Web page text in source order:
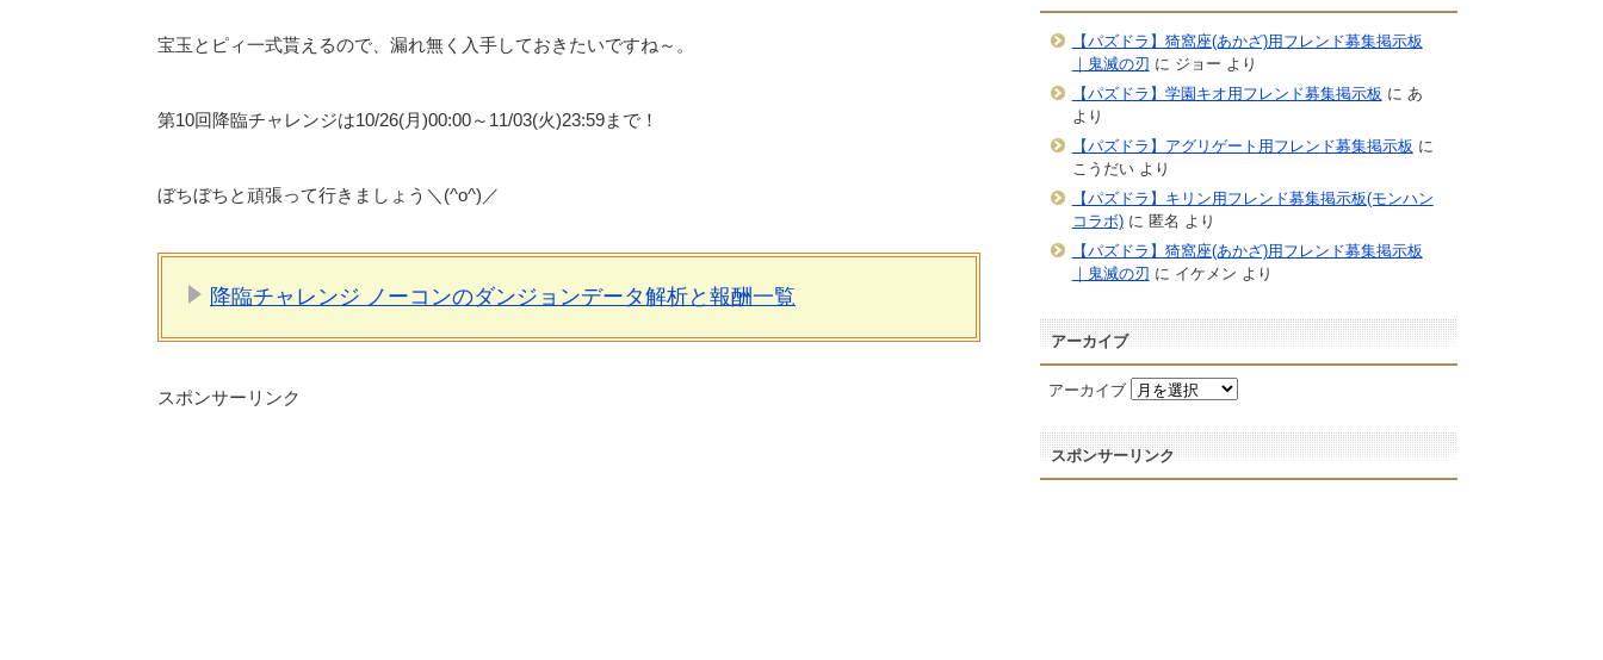
宝玉とピィ一式貰えるので、漏れ無く入手しておきたいですね～。
第10回降臨チャレンジは10/26(月)00:00～11/03(火)23:59まで！
ぼちぼちと頑張って行きましょう＼(^o^)／
降臨チャレンジ ノーコンのダンジョンデータ解析と報酬一覧
スポンサーリンク
【パズドラ】猗窩座(あかざ)用フレンド募集掲示板
｜鬼滅の刃 に ジョー より
【パズドラ】学園キオ用フレンド募集掲示板 に あ
より
【パズドラ】アグリゲート用フレンド募集掲示板 に
こうだいより
【パズドラ】キリン用フレンド募集掲示板(モンハン
コラボ)に 匿名 より
【パズドラ】猗窩座(あかざ)用フレンド募集掲示板
｜鬼滅の刃 に イケメン より
アーカイブ
アーカイブ
スポンサーリンク